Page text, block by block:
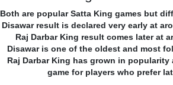
Both are popular Satta King games but
Disawar result is declared very early at
Raj Darbar King result comes later at
Disawar is one of the oldest and most
Raj Darbar King has grown in popularity
game for players who prefer